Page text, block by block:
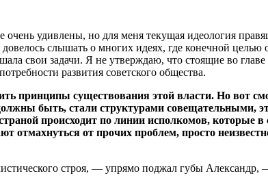
удивлены, но для меня текущая идеология
слышать о многих идеях, где конечной целью
свои задачи. Я не утверждаю, что стоящие во
развития советского общества.
принципы существования этой власти. Но вот
быть, стали структурами совещательными,
происходит по линии исполкомов, которые
отмахнуться от прочих проблем, просто
строя, — упрямо поджал губы